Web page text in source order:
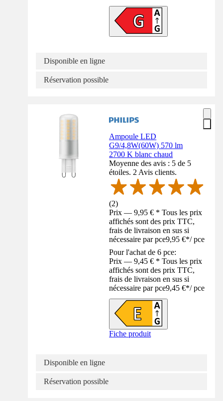
Disponible en ligne
Réservation possible
Ampoule LED
G9/4,8W(60W) 570 lm
2700 K blanc chaud
Moyenne des avis : 5 de 5
étoiles. 2 Avis clients.
(2)
Prix — 9,95 € * Tous les prix
affichés sont des prix TTC,
frais de livraison en sus si
nécessaire par pce9,95 €*/ pce
Pour l'achat de 6 pce:
Prix — 9,45 € * Tous les prix
affichés sont des prix TTC,
frais de livraison en sus si
nécessaire par pce9,45 €*/ pce
Fiche produit
Disponible en ligne
Réservation possible